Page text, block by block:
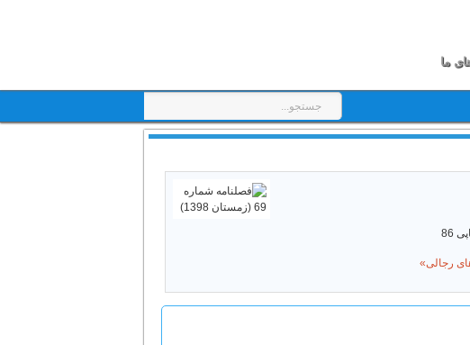
ما
86
رجالی»